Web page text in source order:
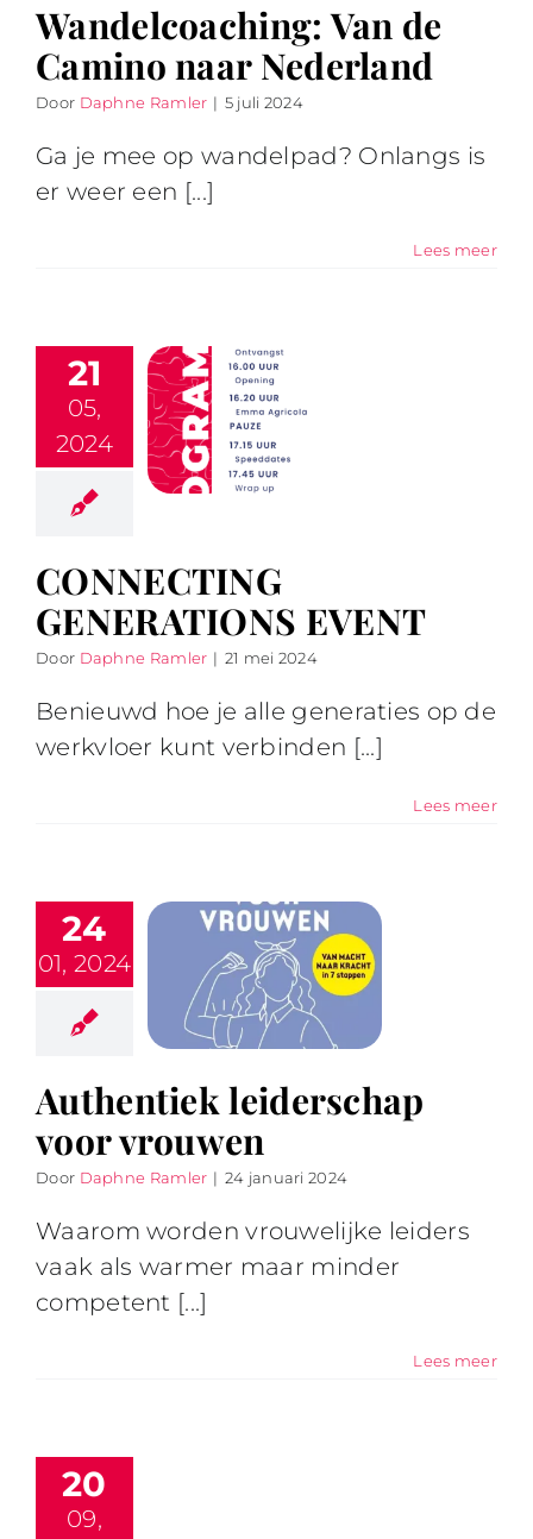
Wandelcoaching: Van de
Camino naar Nederland
Door Daphne Ramler | 5 juli 2024
Ga je mee op wandelpad? Onlangs is
er weer een [...]
Lees meer
21
05,
2024
CONNECTING
GENERATIONS EVENT
Door Daphne Ramler | 21 mei 2024
Benieuwd hoe je alle generaties op de
werkvloer kunt verbinden [...]
Lees meer
24
01, 2024
Authentiek leiderschap
voor vrouwen
Door Daphne Ramler | 24 januari 2024
Waarom worden vrouwelijke leiders
vaak als warmer maar minder
competent [...]
Lees meer
20
09,